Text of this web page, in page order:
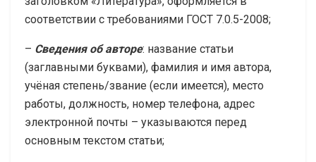
соответствии с требованиями ГОСТ 7.0.5-2008;
– Сведения об авторе: название статьи
(заглавными буквами), фамилия и имя автора,
учёная степень/звание (если имеется), место
работы, должность, номер телефона, адрес
электронной почты – указываются перед
основным текстом статьи;